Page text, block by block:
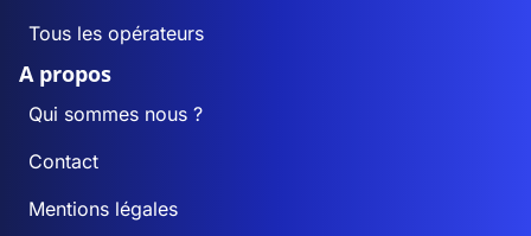
Tous les opérateurs
A propos
Qui sommes nous ?
Contact
Mentions légales